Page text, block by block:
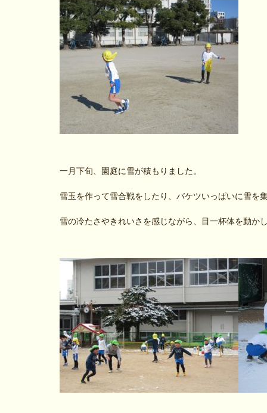
一月下旬、園庭に雪が積もりました。
雪玉を作って雪合戦をしたり、バケツいっぱいに雪を
雪の冷たさやきれいさを感じながら、目一杯体を動か